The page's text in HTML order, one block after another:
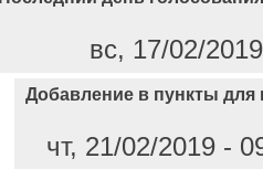
вс, 17/02/
Добавление в пункты для
чт, 21/02/2019 -